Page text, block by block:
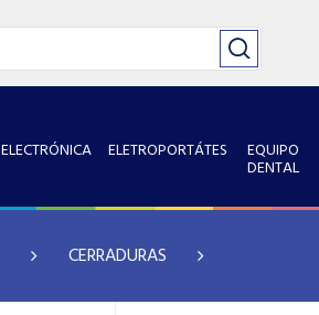
ELECTRÓNICA ELETROPORTÁTES EQUIPO
DENTAL
CERRADURAS